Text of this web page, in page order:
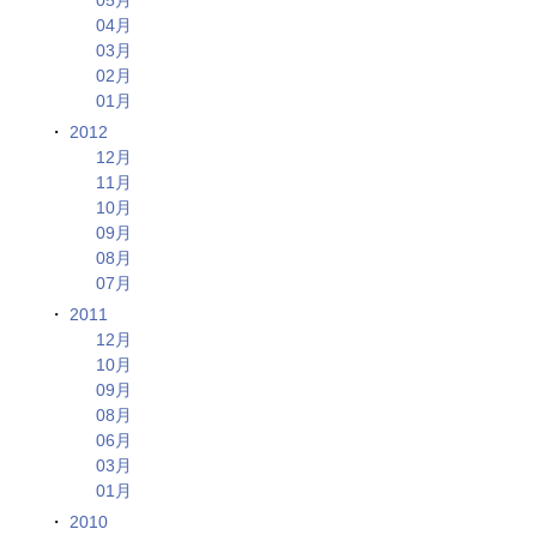
04月
03月
02月
01月
2012
12月
11月
10月
09月
08月
07月
2011
12月
10月
09月
08月
06月
03月
01月
2010